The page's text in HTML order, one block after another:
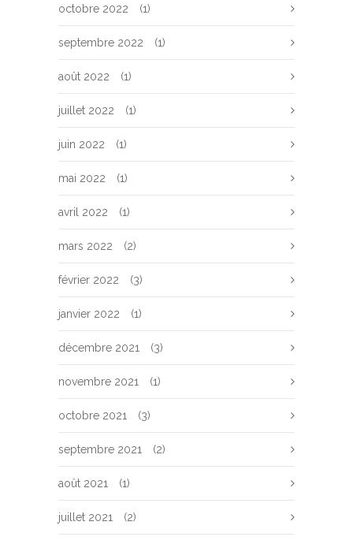
octobre 2022 (1)
septembre 2022 (1)
août 2022 (1)
juillet 2022 (1)
juin 2022 (1)
mai 2022 (1)
avril 2022 (1)
mars 2022 (2)
février 2022 (3)
janvier 2022 (1)
décembre 2021 (3)
novembre 2021 (1)
octobre 2021 (3)
septembre 2021 (2)
août 2021 (1)
juillet 2021 (2)